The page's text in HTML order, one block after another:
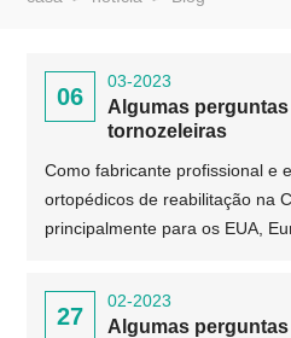
06
03-2023
Algumas
tornozeleiras
Como fabricante profissional e
ortopédicos de reabilitação na
principalmente para os EUA,
27
02-2023
Algumas